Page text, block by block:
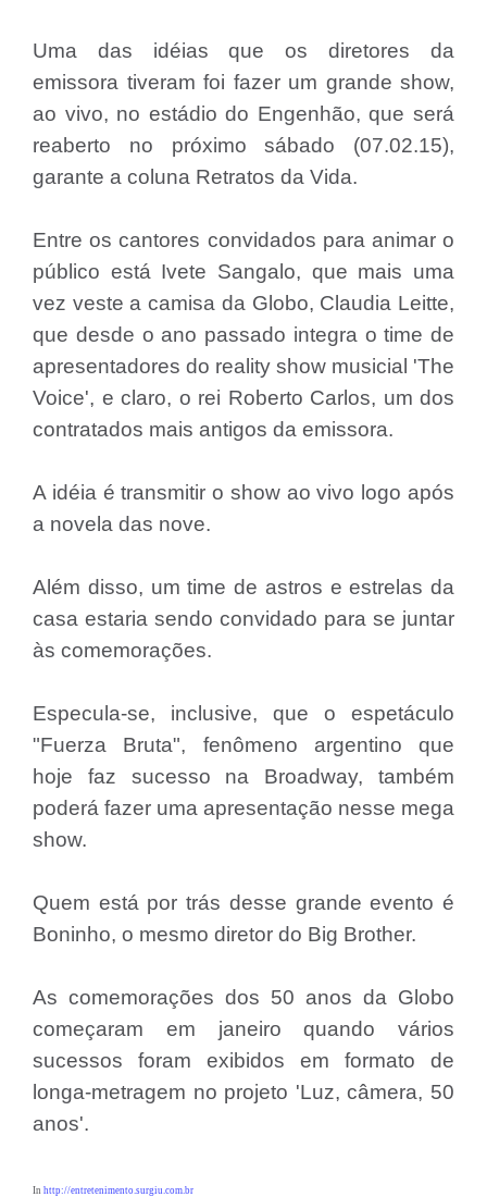
Uma das idéias que os diretores da
emissora tiveram foi fazer um grande show,
ao vivo, no estádio do Engenhão, que será
reaberto no próximo sábado (07.02.15),
garante a coluna Retratos da Vida.
Entre os cantores convidados para animar o
público está Ivete Sangalo, que mais uma
vez veste a camisa da Globo, Claudia Leitte,
que desde o ano passado integra o time de
apresentadores do reality show musicial 'The
Voice', e claro, o rei Roberto Carlos, um dos
contratados mais antigos da emissora.
A idéia é transmitir o show ao vivo logo após
a novela das nove.
Além disso, um time de astros e estrelas da
casa estaria sendo convidado para se juntar
às comemorações.
Especula-se, inclusive, que o espetáculo
"Fuerza Bruta", fenômeno argentino que
hoje faz sucesso na Broadway, também
poderá fazer uma apresentação nesse mega
show.
Quem está por trás desse grande evento é
Boninho, o mesmo diretor do Big Brother.
As comemorações dos 50 anos da Globo
começaram em janeiro quando vários
sucessos foram exibidos em formato de
longa-metragem no projeto 'Luz, câmera, 50
anos'.
In http://entretenimento.surgiu.com.br